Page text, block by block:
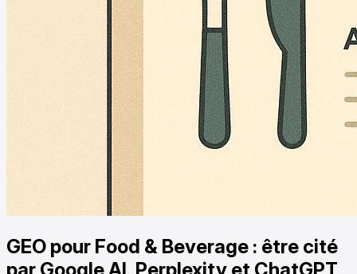
GEO pour Food & Beverage : être cité